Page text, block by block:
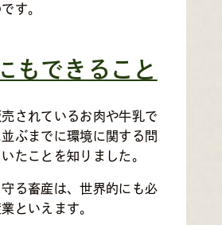
す。
もできること
されているお肉や牛乳で
ぶまでに環境に関する問
たことを知りました。
守る畜産は、世界的にも必
といえます。